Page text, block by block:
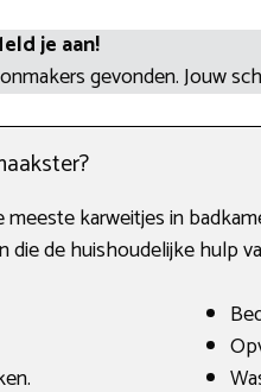
je aan!
gevonden. Jouw
karweitjes in
de huishoudelijke hulp